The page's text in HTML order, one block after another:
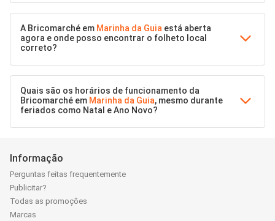
A Bricomarché em Marinha da Guia está aberta
agora e onde posso encontrar o folheto local
correto?
Quais são os horários de funcionamento da
Bricomarché em Marinha da Guia, mesmo durante
feriados como Natal e Ano Novo?
Informação
Perguntas feitas frequentemente
Publicitar?
Todas as promoções
Marcas